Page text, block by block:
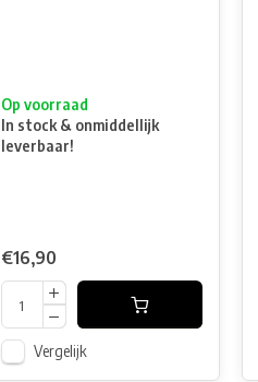
Op voorraad
In stock & onmiddellijk
leverbaar!
€16,90
Vergelijk